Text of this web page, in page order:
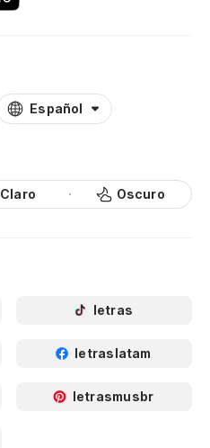
Español
Claro Oscuro
letras
letraslatam
letrasmusbr